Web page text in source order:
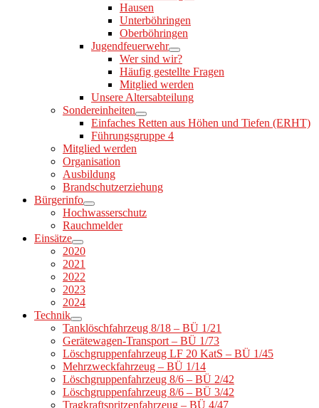
Hausen
Unterböhringen
Oberböhringen
Jugendfeuerwehr
Wer sind wir?
Häufig gestellte Fragen
Mitglied werden
Unsere Altersabteilung
Sondereinheiten
Einfaches Retten aus Höhen und Tiefen (ERHT)
Führungsgruppe 4
Mitglied werden
Organisation
Ausbildung
Brandschutzerziehung
Bürgerinfo
Hochwasserschutz
Rauchmelder
Einsätze
2020
2021
2022
2023
2024
Technik
Tanklöschfahrzeug 8/18 – BÜ 1/21
Gerätewagen-Transport – BÜ 1/73
Löschgruppenfahrzeug LF 20 KatS – BÜ 1/45
Mehrzweckfahrzeug – BÜ 1/14
Löschgruppenfahrzeug 8/6 – BÜ 2/42
Löschgruppenfahrzeug 8/6 – BÜ 3/42
Tragkraftspritzenfahrzeug – BÜ 4/47